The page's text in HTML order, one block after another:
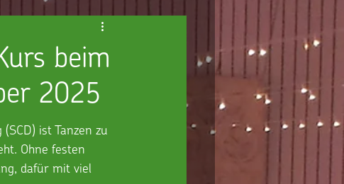
beim
2025
ist Tanzen zu
Ohne festen
dafür mit viel